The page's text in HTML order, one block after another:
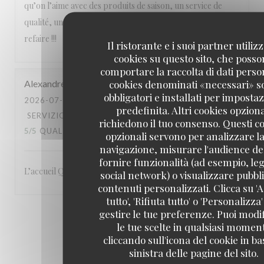
Il ristorante e i suoi partner
cookies su questo sito, che
comportare la raccolta di dati
cookies denominati «necessari»
obbligatori e installati per
predefinita. Altri cookies
richiedono il tuo consenso. Questi
opzionali servono per analizzare
navigazione, misurare l'audience
fornire funzionalità (ad esempio,
social network) o visualizzare
contenuti personalizzati. Clicca su
tutto', 'Rifiuta tutto' o
gestire le tue preferenze. Puoi
le tue scelte in qualsiasi
cliccando sull'icona del cookie in
sinistra delle pagine del sito.
qu’on l’aime avec des produits de saison, un service de
qualité, une équipe attentionnée, un cadre magnifique. A
refaire !!!
Alexandre
2026-07-23
- 19:00 - OSPITI 3
SERVIZIO
ATMOSFERA: 5/5 CUCINA :
5/5 QUALITÀ / PREZZO
L’accueil Qualité du service Le site: en bord de Seine
1 2 3